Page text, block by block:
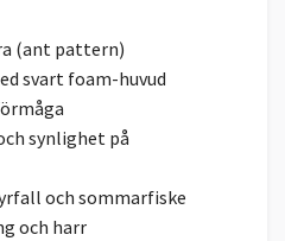
(ant pattern)
svart foam-huvud
synlighet på
och sommarfiske
och harr